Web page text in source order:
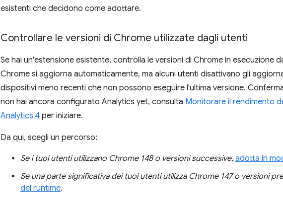
esistenti che decidono come adottare.
Controllare le versioni di Chrome utilizzate dagli utenti
Se hai un'estensione esistente, controlla le versioni di Chrome in esecuzione
Chrome si aggiorna automaticamente, ma alcuni utenti disattivano gli
dispositivi meno recenti che non possono eseguire l'ultima versione.
non hai ancora configurato Analytics yet, consulta Monitorare il rendimento
Analytics 4 per iniziare.
Da qui, scegli un percorso:
Se i tuoi utenti utilizzano Chrome 148 o versioni successive, adotta in
Se una parte significativa dei tuoi utenti utilizza Chrome 147 o versioni
del runtime.